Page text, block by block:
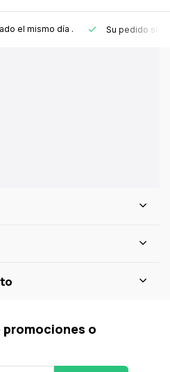
el mismo día . Su pedido
promociones o